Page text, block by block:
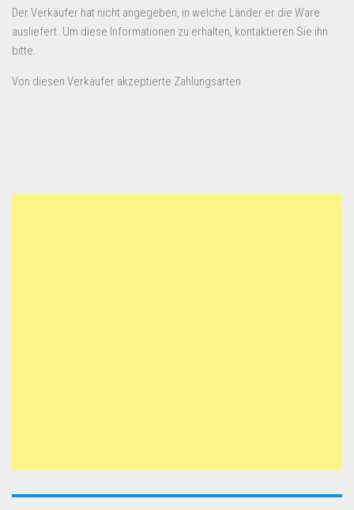
Der Verkäufer hat nicht angegeben, in welche Länder er die Ware
ausliefert. Um diese Informationen zu erhalten, kontaktieren Sie ihn
bitte.
Von diesen Verkäufer akzeptierte Zahlungsarten